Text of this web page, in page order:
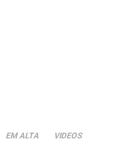
EM ALTA VIDEOS